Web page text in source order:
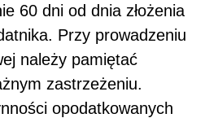
60 dni od dnia złożenia
Przy prowadzeniu
należy pamiętać
zastrzeżeniu.
opodatkowanych